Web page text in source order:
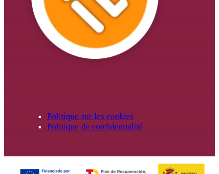
Politique sur les cookies
Politique de confidentialité